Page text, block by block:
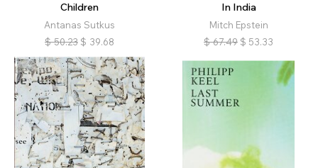
Children
Antanas Sutkus
$ 50.23 $ 39.68
In India
Mitch Epstein
$ 67.49 $ 53.33